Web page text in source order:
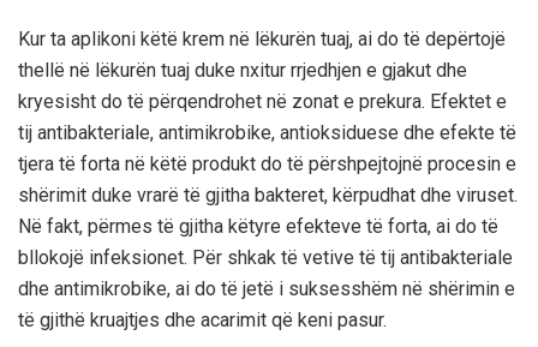
Kur ta aplikoni këtë krem ​​në lëkurën tuaj, ai do të depërtojë
thellë në lëkurën tuaj duke nxitur rrjedhjen e gjakut dhe
kryesisht do të përqendrohet në zonat e prekura. Efektet e
tij antibakteriale, antimikrobike, antioksiduese dhe efekte të
tjera të forta në këtë produkt do të përshpejtojnë procesin e
shërimit duke vrarë të gjitha bakteret, kërpudhat dhe viruset.
Në fakt, përmes të gjitha këtyre efekteve të forta, ai do të
bllokojë infeksionet. Për shkak të vetive të tij antibakteriale
dhe antimikrobike, ai do të jetë i suksesshëm në shërimin e
të gjithë kruajtjes dhe acarimit që keni pasur.